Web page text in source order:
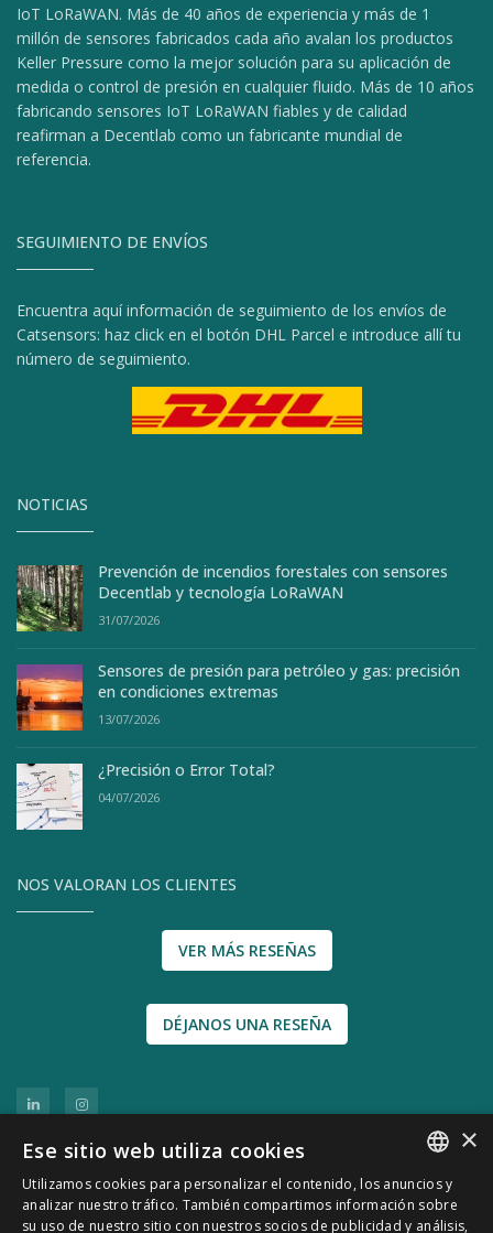
IoT LoRaWAN. Más de 40 años de experiencia y más de 1
millón de sensores fabricados cada año avalan los productos
Keller Pressure como la mejor solución para su aplicación de
medida o control de presión en cualquier fluido. Más de 10 años
fabricando sensores IoT LoRaWAN fiables y de calidad
reafirman a Decentlab como un fabricante mundial de
referencia.
SEGUIMIENTO DE ENVÍOS
Encuentra aquí información de seguimiento de los envíos de
Catsensors: haz click en el botón DHL Parcel e introduce allí tu
número de seguimiento.
NOTICIAS
Prevención de incendios forestales con sensores
Decentlab y tecnología LoRaWAN
31/07/2026
Sensores de presión para petróleo y gas: precisión
en condiciones extremas
13/07/2026
¿Precisión o Error Total?
04/07/2026
NOS VALORAN LOS CLIENTES
VER MÁS RESEÑAS
DÉJANOS UNA RESEÑA
SPANISH
×
Ese sitio web utiliza cookies
Utilizamos cookies para personalizar el contenido, los anuncios y
analizar nuestro tráfico. También compartimos información sobre
su uso de nuestro sitio con nuestros socios de publicidad y análisis,